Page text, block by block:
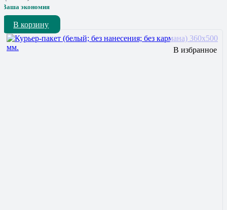
Ваша экономия
В корзину
В избранное